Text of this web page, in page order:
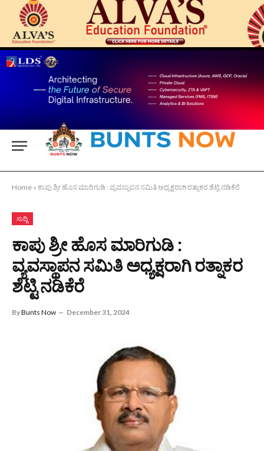
Home » ಕಾಪು ಶ್ರೀ ಹೊಸ ಮಾರಿಗುಡಿ : ವ್ಯವಸ್ಥಾಪನ ಸಮಿತಿ ಅಧ್ಯಕ್ಷರಾಗಿ ರತ್ನಾಕರ ಶೆಟ್ಟಿ ನಡಿಕೆರೆ
ಸುದ್ದಿ
ಕಾಪು ಶ್ರೀ ಹೊಸ ಮಾರಿಗುಡಿ :
ವ್ಯವಸ್ಥಾಪನ ಸಮಿತಿ ಅಧ್ಯಕ್ಷರಾಗಿ ರತ್ನಾಕರ
ಶೆಟ್ಟಿ ನಡಿಕೆರೆ
ByBunts Now December 31, 2024